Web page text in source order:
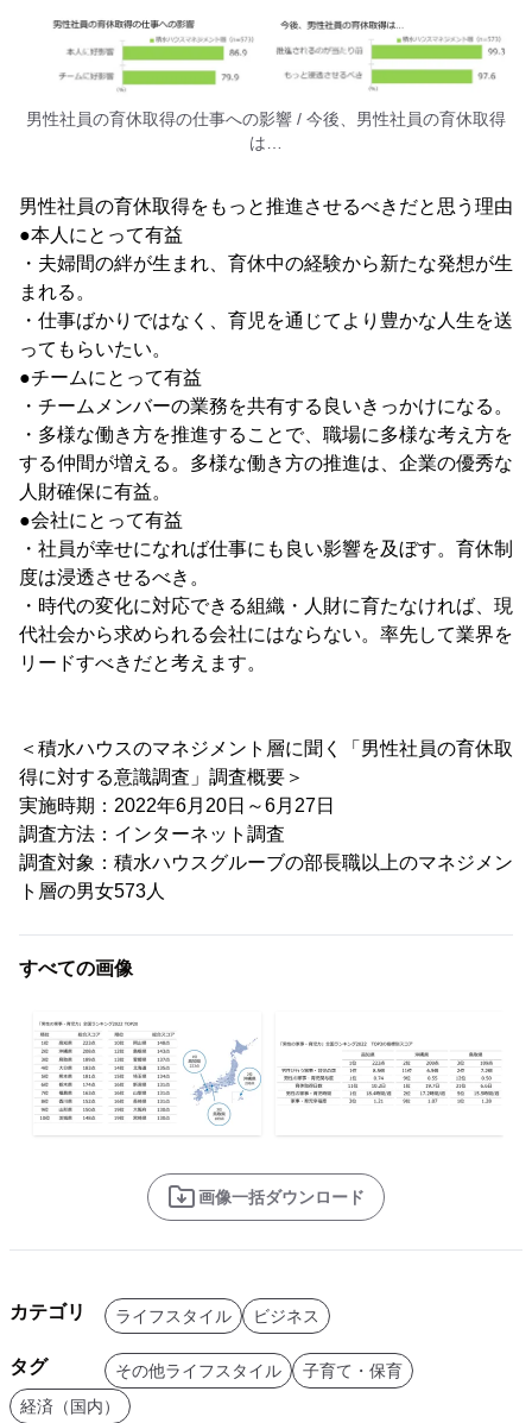
男性社員の育休取得の仕事への影響 / 今後、男性社員の育休取得
は…
男性社員の育休取得をもっと推進させるべきだと思う理由
●本人にとって有益
・夫婦間の絆が生まれ、育休中の経験から新たな発想が生
まれる。
・仕事ばかりではなく、育児を通じてより豊かな人生を送
ってもらいたい。
●チームにとって有益
・チームメンバーの業務を共有する良いきっかけになる。
・多様な働き方を推進することで、職場に多様な考え方を
する仲間が増える。多様な働き方の推進は、企業の優秀な
人財確保に有益。
●会社にとって有益
・社員が幸せになれば仕事にも良い影響を及ぼす。育休制
度は浸透させるべき。
・時代の変化に対応できる組織・人財に育たなければ、現
代社会から求められる会社にはならない。率先して業界を
リードすべきだと考えます。
＜積水ハウスのマネジメント層に聞く「男性社員の育休取
得に対する意識調査」調査概要＞
実施時期：2022年6月20日～6月27日
調査方法：インターネット調査
調査対象：積水ハウスグルーブの部長職以上のマネジメン
ト層の男女573人
すべての画像
画像一括ダウンロード
カテゴリ ライフスタイル ビジネス
タグ その他ライフスタイル
子育て・保育
経済（国内）